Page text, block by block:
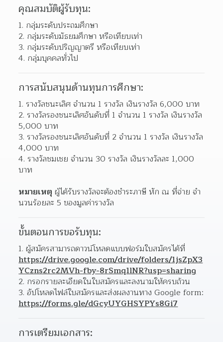
คุณสมบัติผู้รับทุน:
กลุ่มระดับประถมศึกษา
กลุ่มระดับมัธยมศึกษา หรือเทียบเท่า
กลุ่มระดับปริญญาตรี หรือเทียบเท่า
กลุ่มบุคคลทั่วไป
การสนับสนุนด้านทุนการศึกษา:
รางวัลชนะเลิศ จํานวน 1 รางวัล เงินรางวัล 6,000 บาท
รางวัลรองชนะเลิศอันดับที่ 1 จํานวน 1 รางวัล เงินรางวัล
5,000 บาท
รางวัลรองชนะเลิศอันดับที่ 2 จํานวน 1 รางวัล เงินรางวัล
4,000 บาท
รางวัลชมเชย จํานวน 30 รางวัล เงินรางวัลละ 1,000
บาท
หมายเหตุ ผู้ได้รับรางวัลจะต้องชําระภาษี หัก ณ ที่จ่าย จํา
นวนร้อยละ 5 ของมูลค่ารางวัล
ขั้นตอนการขอรับทุน:
https://drive.google.com/drive/folders/1jsZpX3
YCzns2rc2MVh-fby-8rSmq1lNR?usp=sharing
กรอกรายละเอียดในใบสมัครและลงนามให้ครบถ้วน
https://forms.gle/dGcyUYGHSYPYs8Gi7
การเตรียมเอกสาร: